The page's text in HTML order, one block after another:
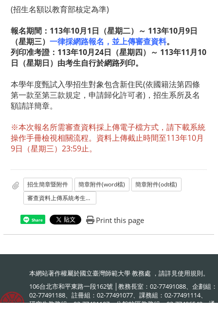
(招生名額以教育部核定為準)
報名期間：113年10月1日（星期二）～ 113年10月9日
（星期三） 一律採網路報名，並上傳審查資料。
列印准考證：113年10月24日（星期四）～ 113年11月10
日（星期日）由考生自行於網路列印。
本學年度甄試入學招生對象包含新住民(依國籍法第四條
第一款至第三款規定，申請歸化許可者)，招生系所及名
額請詳簡章。
※本次報名所需審查資料採上傳電子檔方式，請下載系統
操作手冊檢視相關流程。資料上傳截止時間至113年10月
9日（星期三）23:59止。
招生簡章暨附件 簡章附件(word檔)
簡章附件(odt檔)
審查資料上傳系統考生操作手冊
Share Print this page
本網站著作權屬於國立臺灣師範大學 教務處 ，請詳見使用規則。
106台北市和平東路一段162號 │教務長室：02-77491088、企劃組：
02-77491188、註冊組：02-77491077、課務組：02-77491114、
研究生教務組：02-77491107、公館校區教務組：02-77496548、通